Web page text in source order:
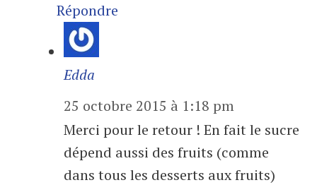
Répondre
Edda
25 octobre 2015 à 1:18 pm
Merci pour le retour ! En fait le sucre
dépend aussi des fruits (comme
dans tous les desserts aux fruits)